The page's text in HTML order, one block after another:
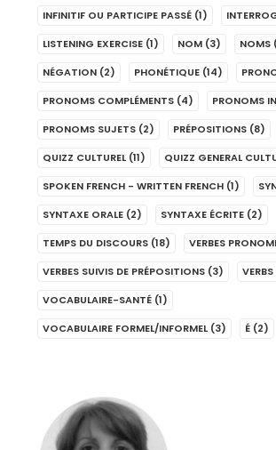
INFINITIF OU PARTICIPE PASSÉ (1)
LISTENING EXERCISE (1) NOM (3) NOMS
NÉGATION (2) PHONÉTIQUE (14)
PRONOMS COMPLÉMENTS (4) PRONOMS
PRONOMS SUJETS (2) PRÉPOSITIONS (8)
QUIZZ CULTUREL (11) QUIZZ GENERAL
SPOKEN FRENCH - WRITTEN FRENCH (1)
SYNTAXE ORALE (2) SYNTAXE ÉCRITE (2)
TEMPS DU DISCOURS (18) VERBES
VERBES SUIVIS DE PRÉPOSITIONS (3) VERBS
VOCABULAIRE-SANTÉ (1)
VOCABULAIRE FORMEL/INFORMEL (3) É (2)